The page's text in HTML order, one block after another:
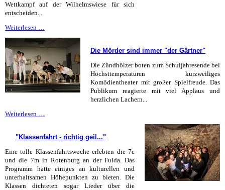
Wettkampf auf der Wilhelmswiese für sich
entscheiden...
Weiterlesen …
der
Wilhelmswiese
Die Mörder sind immer "der Gärtner"
Die Zündhölzer boten zum Schuljahresende bei
Höchsttemperaturen kurzweiliges
Komödientheater mit großer Spielfreude. Das
Publikum reagierte mit viel Applaus und
herzlichen Lachern...
Weiterlesen …
immer
Gärtner"
"Klassenfahrt - richtig geil..."
Eine tolle Klassenfahrtswoche erlebten die 7c
und die 7m in Rotenburg an der Fulda. Das
Programm hatte einiges an kulturellen und
unterhaltsamen Höhepunkten zu bieten. Die
Klassen dichteten sogar Lieder über die